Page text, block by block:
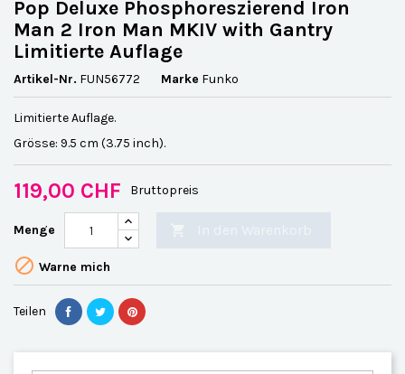
Pop Deluxe Phosphoreszierend Iron
Man 2 Iron Man MKIV with Gantry
Limitierte Auflage
Artikel-Nr. FUN56772 Marke Funko
Limitierte Auflage.
Grösse: 9.5 cm (3.75 inch).
119,00 CHF Bruttopreis
Menge
 Warne mich
Teilen